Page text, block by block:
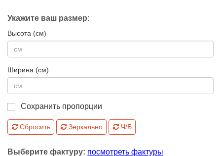
Укажите ваш размер:
Высота (см)
Ширина (см)
Сохранить пропорции
Сбросить Зеркально Ч/Б
Выберите фактуру: посмотреть фактуры